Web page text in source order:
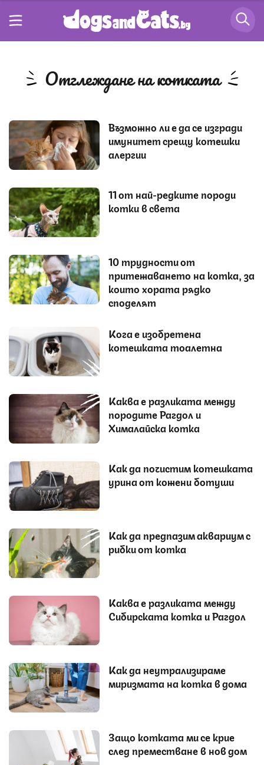
отглеждане на котката
Възможно ли е да се изгради
имунитет срещу котешки
алергии
11 от най-редките породи
котки в света
10 трудности от
притежаването на котка, за
които хората рядко
споделят
Кога е изобретена
котешката тоалетна
Каква е разликата между
породите Рагдол и
Хималайска котка
Как да почистим котешката
урина от кожени ботуши
Как да предпазим аквариум с
рибки от котка
Каква е разликата между
Сибирската котка и Рагдол
Как да неутрализираме
миризмата на котка в дома
Защо котката ми се крие
след преместване в нов дом